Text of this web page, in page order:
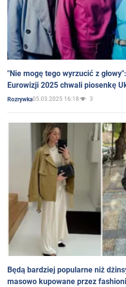
"Nie mogę tego wyrzucić z
Eurowizji 2025 chwali piosenkę
Rozrywka05.03.2025 16:18 3
Będą bardziej popularne niż
masowo kupowane przez